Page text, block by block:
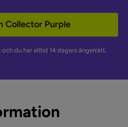
Collector Purple
du har alltid 14 dagars ångerrätt.